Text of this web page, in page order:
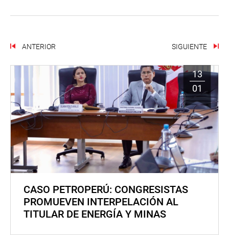
ANTERIOR SIGUIENTE
13
01
CASO PETROPERÚ: CONGRESISTAS
PROMUEVEN INTERPELACIÓN AL
TITULAR DE ENERGÍA Y MINAS